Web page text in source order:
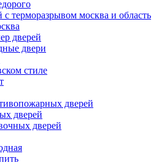
с терморазрывом москва и область
дверей
двери
стиле
дверей
дверей
дверей